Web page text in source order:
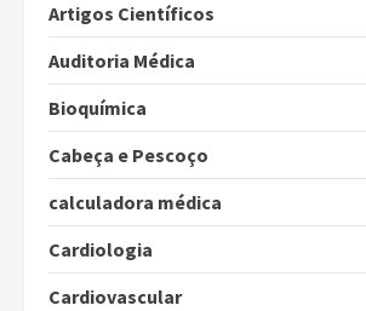
Artigos Científicos
Auditoria Médica
Bioquímica
Cabeça e Pescoço
calculadora médica
Cardiologia
Cardiovascular